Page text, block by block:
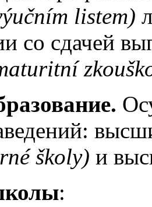
listem)
со сдачей
školy) и
: